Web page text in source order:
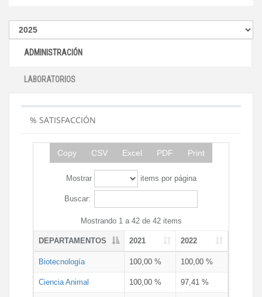
ADMINISTRACIÓN
LABORATORIOS
% SATISFACCIÓN
Copy CSV Excel PDF Print
Mostrar items por página
Buscar:
Mostrando 1 a 42 de 42 items
DEPARTAMENTOS 2021 2022
Biotecnología 100,00 % 100,00 %
Ciencia Animal 100,00 % 97,41 %